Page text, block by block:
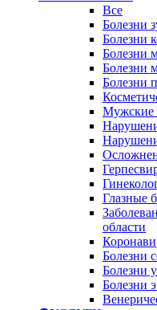
Все
Болезни
Болезни
Болезни
Болезни
Болезни
Мужские
Глазные
области
Болезни
Болезни
Болезни